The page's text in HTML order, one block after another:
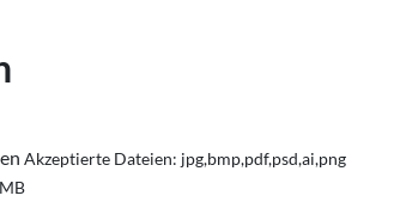
Akzeptierte Dateien: jpg,bmp,pdf,psd,ai,png